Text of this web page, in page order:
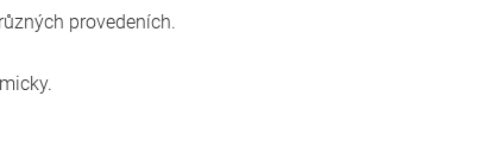
provedeních.